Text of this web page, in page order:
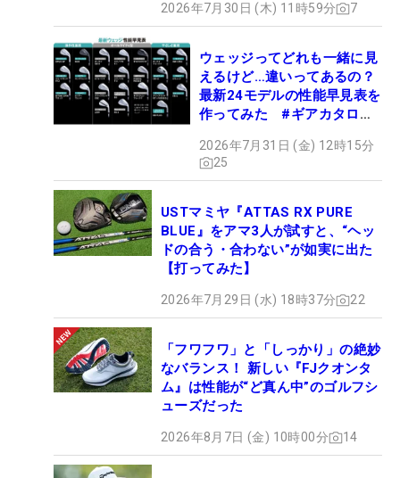
2026年7月30日 (木) 11時59分 7
ウェッジってどれも一緒に見
えるけど…違いってあるの？
最新24モデルの性能早見表を
作ってみた #ギアカタログ
2026年7月31日 (金) 12時15分
25
USTマミヤ『ATTAS RX PURE
BLUE』をアマ3人が試すと、“ヘッ
ドの合う・合わない”が如実に出た
【打ってみた】
2026年7月29日 (水) 18時37分 22
「フワフワ」と「しっかり」の絶妙
なバランス！ 新しい『FJクオンタ
ム』は性能が“ど真ん中”のゴルフシ
ューズだった
2026年8月7日 (金) 10時00分 14